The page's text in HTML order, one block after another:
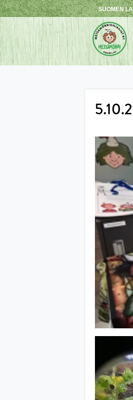
Skip
to
content
SUOMEN